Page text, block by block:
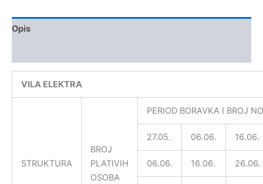
Opis
VILA ELEKTRA
STRUKTURA
BROJ
PLATIVIH
OSOBA
PERIOD BORAVKA I BROJ
27.05. 06.06. 16.06.
06.06. 16.06. 26.06.